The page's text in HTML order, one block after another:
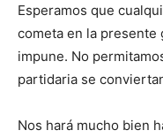
Esperamos que
cometa en la presente
impune. No
partidaria se
Nos hará mucho bien